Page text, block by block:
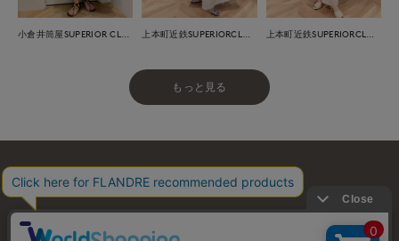
もっと見る
お問い合わせ 利用規約 プライバシーポリシー